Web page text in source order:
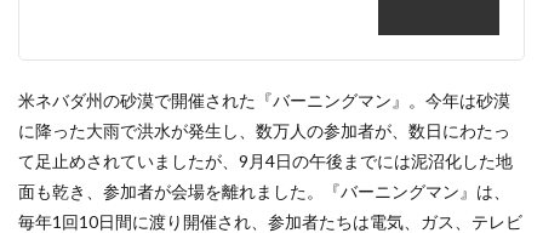
米ネバダ州の砂漠で開催された『バーニングマン』。今年は砂漠
に降った大雨で洪水が発生し、数万人の参加者が、数日にわたっ
て足止めされていましたが、9月4日の午後までには泥沼化した地
面も乾き、参加者が会場を離れました。『バーニングマン』は、
毎年1回10日間に渡り開催され、参加者たちは電気、ガス、テレビ